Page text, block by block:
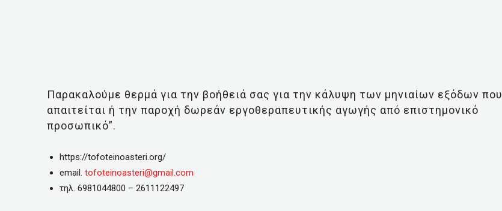
Παρακαλούμε θερμά για την βοήθειά σας για την κάλυψη των μηνιαίων εξόδων που
απαιτείται ή την παροχή δωρεάν εργοθεραπευτικής αγωγής από επιστημονικό
προσωπικό”.
https://tofoteinoasteri.org/
email. tofoteinoasteri@gmail.com
τηλ. 6981044800 – 2611122497